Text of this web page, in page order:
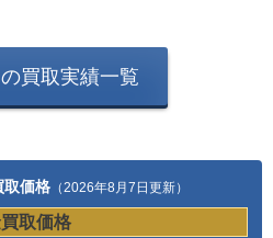
買取実績一覧
取価格 （2026年8月7日更新）
取価格